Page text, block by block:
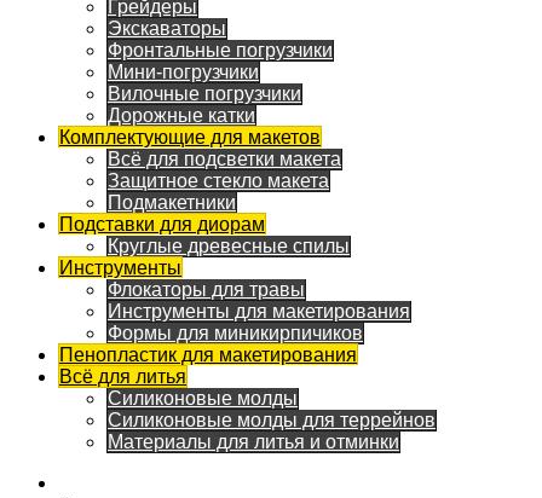
Грейдеры
Экскаваторы
Фронтальные погрузчики
Мини-погрузчики
Вилочные погрузчики
Дорожные катки
Комплектующие для макетов
Всё для подсветки макета
Защитное стекло макета
Подмакетники
Подставки для диорам
Круглые древесные спилы
Инструменты
Флокаторы для травы
Инструменты для макетирования
Формы для миникирпичиков
Пенопластик для макетирования
Всё для литья
Силиконовые молды
Силиконовые молды для террейнов
Материалы для литья и отминки